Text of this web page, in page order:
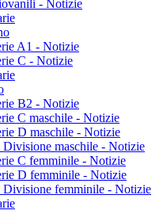
- Notizie
A1 - Notizie
C - Notizie
B2 - Notizie
C maschile - Notizie
D maschile - Notizie
Divisione maschile - Notizie
C femminile - Notizie
D femminile - Notizie
Divisione femminile - Notizie